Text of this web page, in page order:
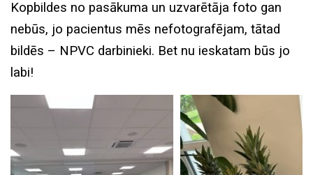
Kopbildes no pasākuma un uzvarētāja foto gan
nebūs, jo pacientus mēs nefotografējam, tātad
bildēs – NPVC darbinieki. Bet nu ieskatam būs jo
labi!